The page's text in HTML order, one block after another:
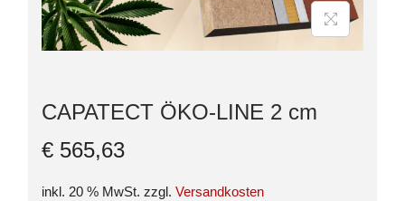
CAPATECT ÖKO-LINE 2 cm
€ 565,63
inkl. 20 % MwSt. zzgl. Versandkosten